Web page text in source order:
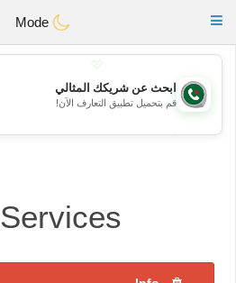
Weshrak
Toggle
💕
ابحث عن شريكك المثالي
قم بتحميل تطبيق التعارف الآن!
Services